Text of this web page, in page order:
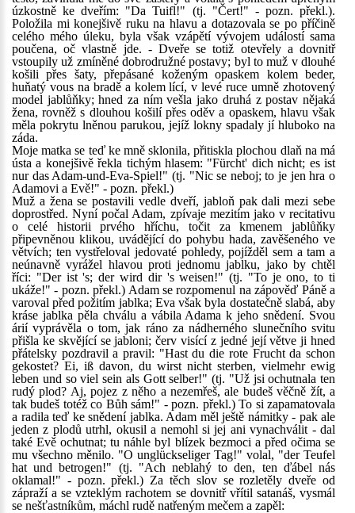
úzkostně ke dveřím: "Da Tuifl!" (tj. "Čert!" - pozn. překl.).
Položila mi konejšivě ruku na hlavu a dotazovala se po příčině
celého mého úleku, byla však vzápětí vývojem událostí sama
poučena, oč vlastně jde. - Dveře se totiž otevřely a dovnitř
vstoupily už zmíněné dobrodružné postavy; byl to muž v dlouhé
košili přes šaty, přepásané koženým opaskem kolem beder,
huňatý vous na bradě a kolem lící, v levé ruce umně zhotovený
model jablůňky; hned za ním vešla jako druhá z postav nějaká
žena, rovněž s dlouhou košilí přes oděv a opaskem, hlavu však
měla pokrytu lněnou parukou, jejíž lokny spadaly jí hluboko na
záda.
Moje matka se teď ke mně sklonila, přitiskla plochou dlaň na má
ústa a konejšivě řekla tichým hlasem: "Fürcht' dich nicht; es ist
nur das Adam-und-Eva-Spiel!" (tj. "Nic se neboj; to je jen hra o
Adamovi a Evě!" - pozn. překl.)
Muž a žena se postavili vedle dveří, jabloň pak dali mezi sebe
doprostřed. Nyní počal Adam, zpívaje mezitím jako v recitativu
o celé historii prvého hříchu, točit za kmenem jablůňky
připevněnou klikou, uvádějící do pohybu hada, zavěšeného ve
větvích; ten vystřeloval jedovaté pohledy, pojížděl sem a tam a
neúnavně vyrážel hlavou proti jednomu jablku, jako by chtěl
říci: "Der ist 's; der wird dir 's weisen!" (tj. "To je ono, to ti
ukáže!" - pozn. překl.) Adam se rozpomenul na zápověď Páně a
varoval před požitím jablka; Eva však byla dostatečně slabá, aby
kráse jablka pěla chválu a vábila Adama k jeho snědení. Svou
árií vyprávěla o tom, jak ráno za nádherného slunečního svitu
přišla ke skvějící se jabloni; červ visící z jedné její větve ji hned
přátelsky pozdravil a pravil: "Hast du die rote Frucht da schon
gekostet? Ei, iß davon, du wirst nicht sterben, vielmehr ewig
leben und so viel sein als Gott selber!" (tj. "Už jsi ochutnala ten
rudý plod? Aj, pojez z něho a nezemřeš, ale budeš věčně žít, a
tak budeš totéž co Bůh sám!" - pozn. překl.) To si zapamatovala
a radila teď ke snědení jablka. Adam měl ještě námitky - pak ale
jeden z plodů utrhl, okusil a nemohl si jej ani vynachválit - dal
také Evě ochutnat; tu náhle byl blízek bezmoci a před očima se
mu všechno měnilo. "O unglückseliger Tag!" volal, "der Teufel
hat und betrogen!" (tj. "Ach neblahý to den, ten ďábel nás
oklamal!" - pozn. překl.) Za těch slov se rozletěly dveře od
zápraží a se vzteklým rachotem se dovnitř vřítil satanáš, vysmál
se nešťastníkům, máchl rudě natřeným mečem a zapěl: